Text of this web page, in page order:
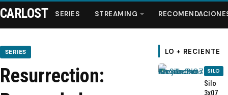
Series
CARLOST SERIES STREAMING
SERIES
Resurrection:
LO + RECIENTE
SILO
Silo
3x07